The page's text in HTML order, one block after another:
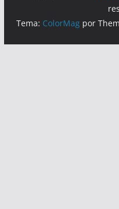
Tema: ColorMag por